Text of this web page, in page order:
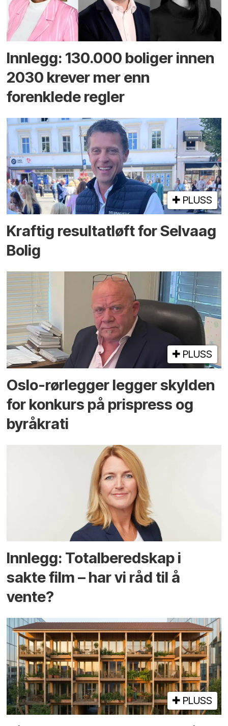
Innlegg: 130.000 boliger innen
2030 krever mer enn
forenklede regler
PLUSS
Kraftig resultatløft for Selvaag
Bolig
PLUSS
Oslo-rørlegger legger skylden
for konkurs på prispress og
byråkrati
Innlegg: Totalberedskap i
sakte film – har vi råd til å
vente?
PLUSS